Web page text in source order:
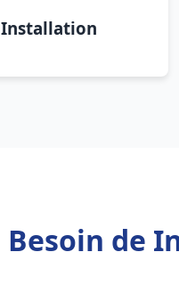
Installation
Besoin de